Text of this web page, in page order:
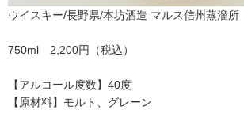
ウイスキー/長野県/本坊酒造 マルス信州蒸溜所
750ml 2,200円（税込）
【アルコール度数】40度
【原材料】モルト、グレーン